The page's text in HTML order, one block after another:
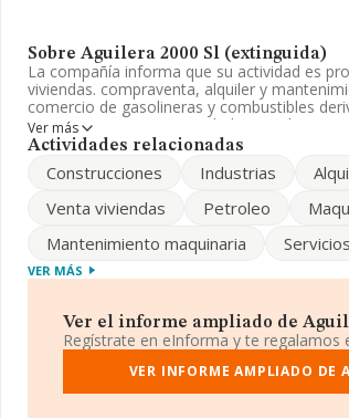
Sobre Aguilera 2000 Sl (extinguida)
La compañía informa que su actividad es
viviendas. compraventa, alquiler y
comercio de gasolineras y combustibles
La empresa es una Sociedad Limitada. Su
empresa no tiene actividad en mercados
En relación con el rendimiento en 2014, en
B37370533, se encuentra en Avenida
Castilla-león.
ámbito nacional la facturación alcanza la
de la facturación de ventas entre todas las
la facturación de la empresa en estudio
información sobre Salamanca, en la base
ventas en 2014 de hasta 31 millones de
Ver más
Actividades relacionadas
Construcciones Industrias
Venta viviendas
Petroleo
Mantenimiento maquinaria
VER MÁS
Ver el informe ampliado de
Regístrate en eInforma y te
VER INFORME AMPLIADO DE